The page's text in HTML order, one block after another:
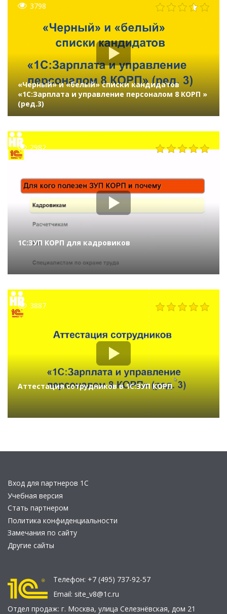
3798
«Черный» и «белый» списки кандидатов
«1C:Зарплата и управление персоналом 8 КОРП »
(ред.3)
2982
1С:ЗУП КОРП для кадровиков
3887
Аттестация сотрудников в 1С:ЗУП КОРП
Вход для партнеров 1С
Учебная версия
Стать партнером
Политика конфиденциальности
Замечания по сайту
Другие сайты
Телефон: +7 (495) 737-92-57
Email: site_v8@1c.ru
Отдел продаж: г. Москва, улица Селезнёвская, дом 21